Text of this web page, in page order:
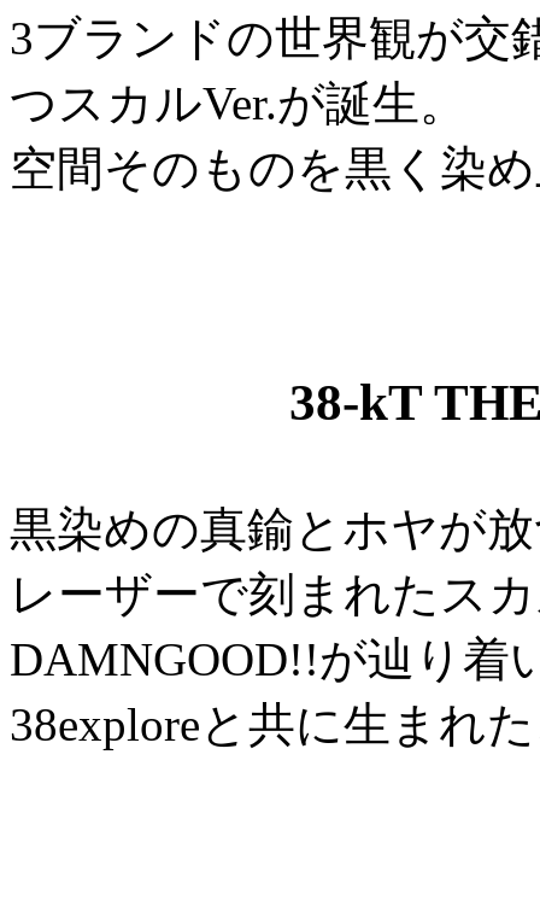
3ブランドの世界観が交
つスカルVer.が誕生。
空間そのものを黒く染
38-kT
黒染めの真鍮とホヤが
レーザーで刻まれたス
DAMNGOOD!!が辿り着
38exploreと共に生まれ